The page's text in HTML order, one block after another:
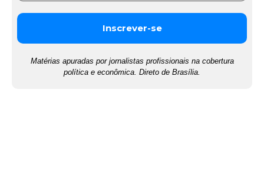
Matérias apuradas por jornalistas profissionais na cobertura
política e econômica. Direto de Brasília.